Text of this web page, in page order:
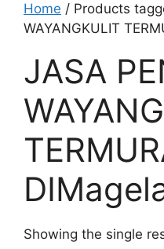
Home / Products
WAYANGKULIT
JASA
Showing the single